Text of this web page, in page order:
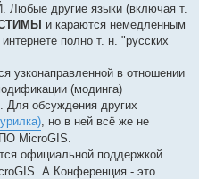
другие языки (включая т.
и караются немедленным
полно т. н. "русских
узконаправленной в отношении
(модинга)
Для обсуждения других
, но в ней всё же не
MicroGIS.
официальной поддержкой
А Конференция - это